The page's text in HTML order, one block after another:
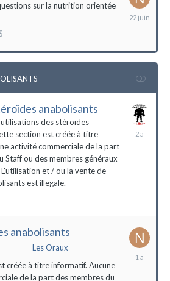
sur la nutrition orientée
22
anabolisants
des stéroïdes
section est créée à titre
activité commerciale de la part
Staff ou des membres généraux
et / ou la vente de
est illegale.
26
anabolisants
Les Oraux
créée à titre informatif. Aucune
de la part des membres du